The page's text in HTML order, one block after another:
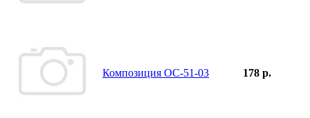
Композиция ОС-51-03 178 р.